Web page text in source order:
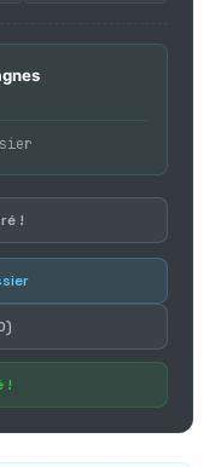
!
!